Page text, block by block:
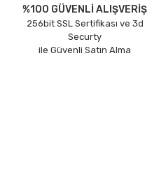
%100 GÜVENLİ ALIŞVERİŞ
256bit SSL Sertifikası ve 3d
Securty
ile Güvenli Satın Alma